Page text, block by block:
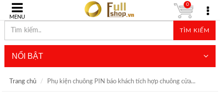
MENU
TÌM KIẾM
0
NỔI BẬT
Trang chủ Phụ kiện chuông PIN báo khách tích hợp chuông cửa...